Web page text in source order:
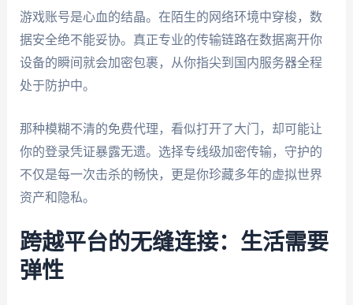
游戏账号是心血的结晶。在陌生的网络环境中穿梭，数
据安全绝不能妥协。真正专业的传输链路在数据离开你
设备的瞬间就会加密包裹，从你指尖到国内服务器全程
处于防护中。
那种模糊不清的免费代理，看似打开了大门，却可能让
你的登录凭证暴露无遗。选择专线级加密传输，守护的
不仅是每一次击杀的畅快，更是你珍藏多年的虚拟世界
资产和隐私。
跨越平台的无缝连接：生活需要
弹性